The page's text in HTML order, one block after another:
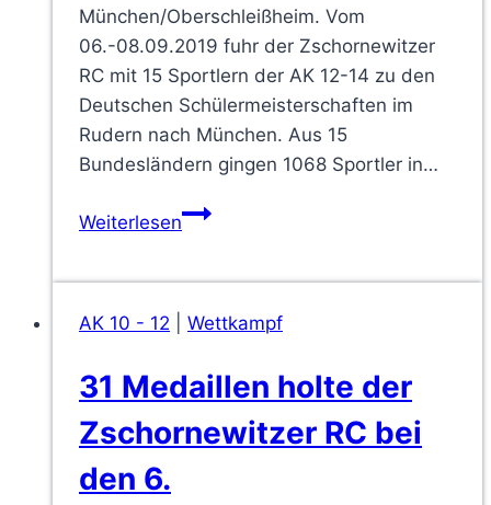
München/Oberschleißheim. Vom
06.-08.09.2019 fuhr der Zschornewitzer
RC mit 15 Sportlern der AK 12-14 zu den
Deutschen Schülermeisterschaften im
Rudern nach München. Aus 15
Bundesländern gingen 1068 Sportler in…
WeiterlesenDeutsche
AK 10 - 12
Wettkampf
31 Medaillen holte der
Zschornewitzer RC bei
den 6.